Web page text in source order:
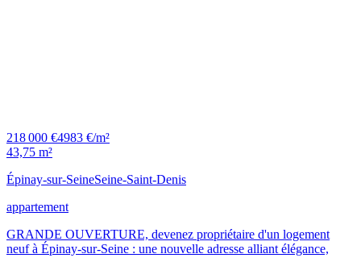
218 000 €4983 €/m²
43,75 m²
Épinay-sur-SeineSeine-Saint-Denis
appartement
GRANDE OUVERTURE, devenez propriétaire d'un logement
neuf à Épinay-sur-Seine : une nouvelle adresse alliant élégance,